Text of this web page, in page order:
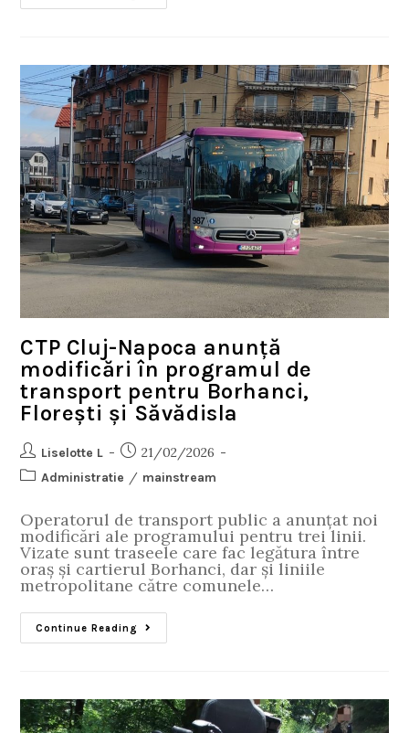
CTP Cluj-Napoca anunță
modificări în programul de
transport pentru Borhanci,
Florești și Săvădisla
Liselotte L 21/02/2026
Administratie / mainstream
Operatorul de transport public a anunțat noi
modificări ale programului pentru trei linii.
Vizate sunt traseele care fac legătura între
oraș și cartierul Borhanci, dar și liniile
metropolitane către comunele…
Continue Reading